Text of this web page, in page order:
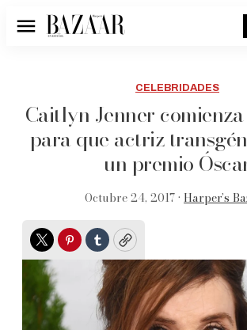
Menú
CELEBRIDADES
Caitlyn Jenner
para que actriz
un premio
Octubre 24, 2017 • Harper’s
TwitterPinterest
TumblrCopy